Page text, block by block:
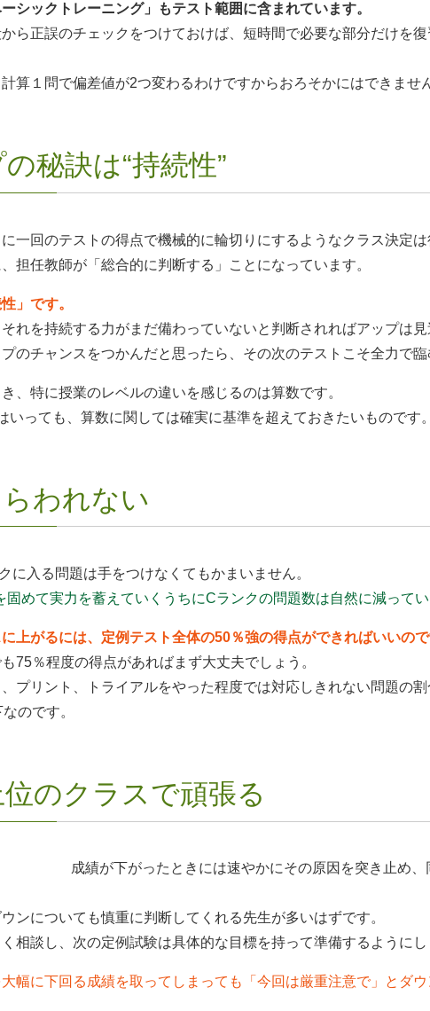
シックトレーニング」もテスト範囲に含まれています。
ら正誤のチェックをつけておけば、短時間で必要な部分だけを
算１問で偏差値が2つ変わるわけですからおろそかにはできませ
秘訣は“持続性”
一回のテストの得点で機械的に輪切りにするようなクラス決定は
担任教師が「総合的に判断する」ことになっています。
」です。
れを持続する力がまだ備わっていないと判断されればアップは見
のチャンスをつかんだと思ったら、その次のテストこそ全力で臨
、特に授業のレベルの違いを感じるのは算数です。
いっても、算数に関しては確実に基準を超えておきたいものです。
らわれない
に入る問題は手をつけなくてもかまいません。
めて実力を蓄えていくうちにCランクの問題数は自然に減ってい
上がるには、定例テスト全体の50％強の得点ができればいいので
75％程度の得点があればまず大丈夫でしょう。
プリント、トライアルをやった程度では対応しきれない問題の
のです。
のクラスで頑張る
成績が下がったときには速やかにその原因を突き止め
ンについても慎重に判断してくれる先生が多いはずです。
相談し、次の定例試験は具体的な目標を持って準備するようにし
幅に下回る成績を取ってしまっても「今回は厳重注意で」とダ